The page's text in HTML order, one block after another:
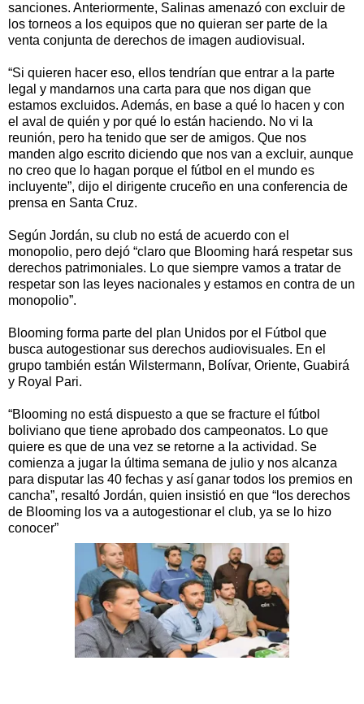
sanciones. Anteriormente, Salinas amenazó con excluir de
los torneos a los equipos que no quieran ser parte de la
venta conjunta de derechos de imagen audiovisual.
“Si quieren hacer eso, ellos tendrían que entrar a la parte
legal y mandarnos una carta para que nos digan que
estamos excluidos. Además, en base a qué lo hacen y con
el aval de quién y por qué lo están haciendo. No vi la
reunión, pero ha tenido que ser de amigos. Que nos
manden algo escrito diciendo que nos van a excluir, aunque
no creo que lo hagan porque el fútbol en el mundo es
incluyente”, dijo el dirigente cruceño en una conferencia de
prensa en Santa Cruz.
Según Jordán, su club no está de acuerdo con el
monopolio, pero dejó “claro que Blooming hará respetar sus
derechos patrimoniales. Lo que siempre vamos a tratar de
respetar son las leyes nacionales y estamos en contra de un
monopolio”.
Blooming forma parte del plan Unidos por el Fútbol que
busca autogestionar sus derechos audiovisuales. En el
grupo también están Wilstermann, Bolívar, Oriente, Guabirá
y Royal Pari.
“Blooming no está dispuesto a que se fracture el fútbol
boliviano que tiene aprobado dos campeonatos. Lo que
quiere es que de una vez se retorne a la actividad. Se
comienza a jugar la última semana de julio y nos alcanza
para disputar las 40 fechas y así ganar todos los premios en
cancha”, resaltó Jordán, quien insistió en que “los derechos
de Blooming los va a autogestionar el club, ya se lo hizo
conocer”